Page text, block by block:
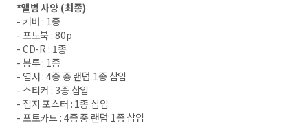
*앨범 사양 (최종)
- 커버 : 1종
- 포토북 : 80p
- CD-R : 1종
- 봉투: 1종
- 엽서 : 4종 중 랜덤 1종 삽입
- 스티커 : 3종 삽입
- 접지 포스터 : 1종 삽입
- 포토카드 : 4종 중 랜덤 1종 삽입